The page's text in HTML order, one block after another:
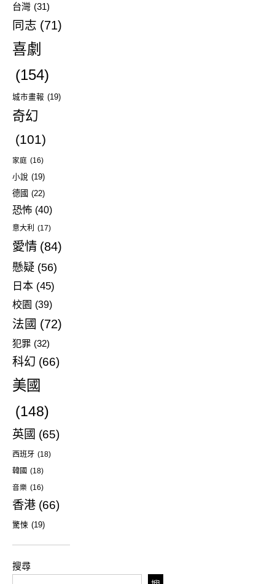
台灣 (31)
同志 (71)
喜劇
(154)
城市畫報 (19)
奇幻
(101)
家庭 (16)
小說 (19)
德國 (22)
恐怖 (40)
意大利 (17)
愛情 (84)
懸疑 (56)
日本 (45)
校園 (39)
法國 (72)
犯罪 (32)
科幻 (66)
美國
(148)
英國 (65)
西班牙 (18)
韓國 (18)
音樂 (16)
香港 (66)
驚悚 (19)
搜尋